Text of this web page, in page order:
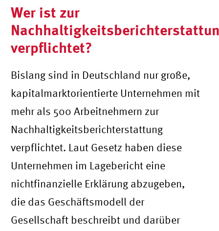
Wer ist zur
verpflichtet?
Bislang sind in Deutschland nur große,
kapitalmarktorientierte Unternehmen mit
mehr als 500 Arbeitnehmern zur
Nachhaltigkeitsberichterstattung
verpflichtet. Laut Gesetz haben diese
Unternehmen im Lagebericht eine
nichtfinanzielle Erklärung abzugeben,
die das Geschäftsmodell der
Gesellschaft beschreibt und darüber